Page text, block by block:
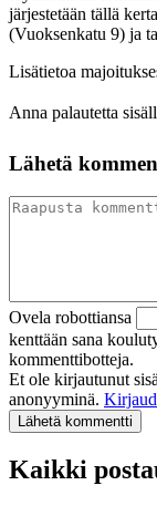
järjestetään tällä
(Vuoksenkatu 9) ja
Lisätietoa
Anna palautetta
Lähetä
Ovela robottiansa
kenttään sana
kommenttibotteja.
Et ole kirjautunut
anonyyminä.
Kaikki